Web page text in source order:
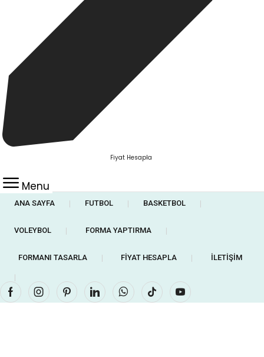
Fiyat Hesapla
Menu
ANA SAYFA ❘ FUTBOL ❘ BASKETBOL ❘
VOLEYBOL ❘ FORMA YAPTIRMA ❘
FORMANI TASARLA ❘ FIYAT HESAPLA ❘ İLETIŞIM
FacebookInstagramPinterestLinkedinWhatsapp
Tik-
Youtube